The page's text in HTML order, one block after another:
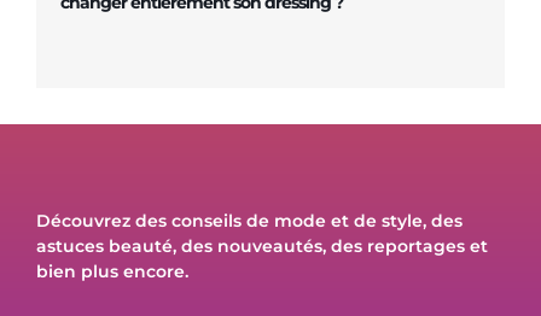
Découvrez des conseils de mode et de style, des
astuces beauté, des nouveautés, des reportages et
bien plus encore.